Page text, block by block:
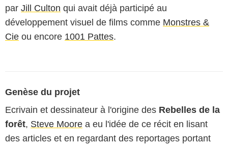
par Jill Culton qui avait déjà participé au
développement visuel de films comme Monstres &
Cie ou encore 1001 Pattes.
Genèse du projet
Ecrivain et dessinateur à l'origine des Rebelles de la
forêt, Steve Moore a eu l'idée de ce récit en lisant
des articles et en regardant des reportages portant